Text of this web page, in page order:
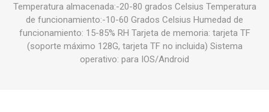
Temperatura almacenada:-20-80 grados Celsius Temperatura
de funcionamiento:-10-60 Grados Celsius Humedad de
funcionamiento: 15-85% RH Tarjeta de memoria: tarjeta TF
(soporte máximo 128G, tarjeta TF no incluida) Sistema
operativo: para IOS/Android